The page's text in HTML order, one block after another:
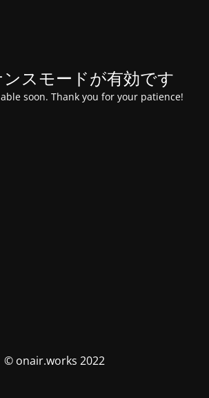
ンスモードが有効です
soon. Thank you for your patience!
© onair.works 2022